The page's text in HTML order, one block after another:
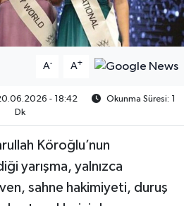
A- A+
- 18:42
Okunma Süresi: 1
Dk
Köroğlu’nun
yarışma, yalnızca
sahne hakimiyeti, duruş